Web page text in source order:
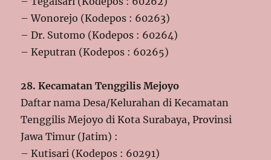
– Wonorejo (Kodepos : 60263)
– Dr. Sutomo (Kodepos : 60264)
– Keputran (Kodepos : 60265)
28. Kecamatan Tenggilis Mejoyo
Daftar nama Desa/Kelurahan di Kecamatan
Tenggilis Mejoyo di Kota Surabaya, Provinsi
Jawa Timur (Jatim) :
– Kutisari (Kodepos : 60291)